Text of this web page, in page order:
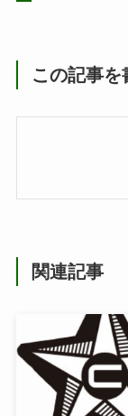
この記事を
関連記事